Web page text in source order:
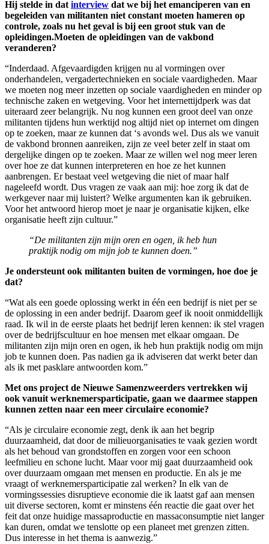
Hij stelde in dat interview dat we bij het emanciperen van en
begeleiden van militanten niet constant moeten hameren op
controle, zoals nu het geval is bij een groot stuk van de
opleidingen.Moeten de opleidingen van de vakbond
veranderen?
“Inderdaad. Afgevaardigden krijgen nu al vormingen over
onderhandelen, vergadertechnieken en sociale vaardigheden. Maar
we moeten nog meer inzetten op sociale vaardigheden en minder op
technische zaken en wetgeving. Voor het internettijdperk was dat
uiteraard zeer belangrijk. Nu nog kunnen een groot deel van onze
militanten tijdens hun werktijd nog altijd niet op internet om dingen
op te zoeken, maar ze kunnen dat ‘s avonds wel. Dus als we vanuit
de vakbond bronnen aanreiken, zijn ze veel beter zelf in staat om
dergelijke dingen op te zoeken. Maar ze willen wel nog meer leren
over hoe ze dat kunnen interpreteren en hoe ze het kunnen
aanbrengen. Er bestaat veel wetgeving die niet of maar half
nageleefd wordt. Dus vragen ze vaak aan mij: hoe zorg ik dat de
werkgever naar mij luistert? Welke argumenten kan ik gebruiken.
Voor het antwoord hierop moet je naar je organisatie kijken, elke
organisatie heeft zijn cultuur.”
“De militanten zijn mijn oren en ogen, ik heb hun
praktijk nodig om mijn job te kunnen doen.”
Je ondersteunt ook militanten buiten de vormingen, hoe doe je
dat?
“Wat als een goede oplossing werkt in één een bedrijf is niet per se
de oplossing in een ander bedrijf. Daarom geef ik nooit onmiddellijk
raad. Ik wil in de eerste plaats het bedrijf leren kennen: ik stel vragen
over de bedrijfscultuur en hoe mensen met elkaar omgaan. De
militanten zijn mijn oren en ogen, ik heb hun praktijk nodig om mijn
job te kunnen doen. Pas nadien ga ik adviseren dat werkt beter dan
als ik met pasklare antwoorden kom.”
Met ons project de Nieuwe Samenzweerders vertrekken wij
ook vanuit werknemersparticipatie, gaan we daarmee stappen
kunnen zetten naar een meer circulaire economie?
“Als je circulaire economie zegt, denk ik aan het begrip
duurzaamheid, dat door de milieuorganisaties te vaak gezien wordt
als het behoud van grondstoffen en zorgen voor een schoon
leefmilieu en schone lucht. Maar voor mij gaat duurzaamheid ook
over duurzaam omgaan met mensen en productie. En als je me
vraagt of werknemersparticipatie zal werken? In elk van de
vormingssessies disruptieve economie die ik laatst gaf aan mensen
uit diverse sectoren, komt er minstens één reactie die gaat over het
feit dat onze huidige massaproductie en massaconsumptie niet langer
kan duren, omdat we tenslotte op een planeet met grenzen zitten.
Dus interesse in het thema is aanwezig.”